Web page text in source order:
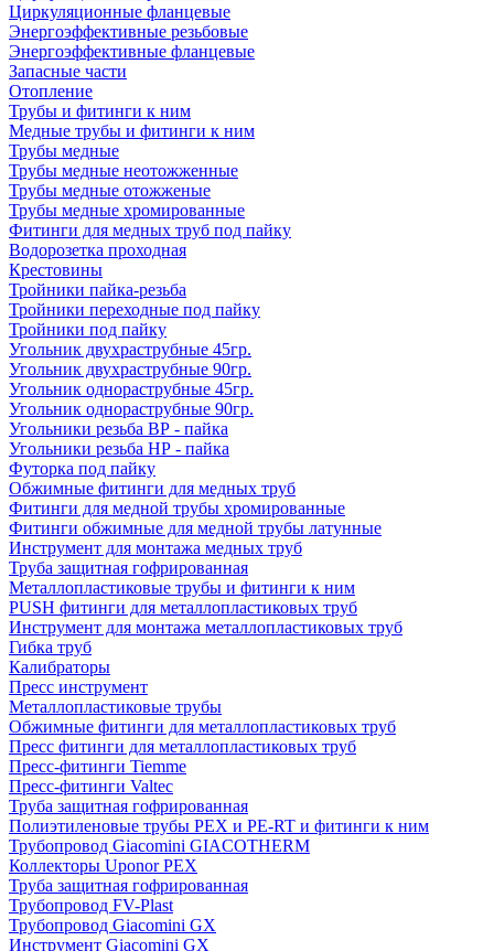
Циркуляционные фланцевые
Энергоэффективные резьбовые
Энергоэффективные фланцевые
Запасные части
Отопление
Трубы и фитинги к ним
Медные трубы и фитинги к ним
Трубы медные
Трубы медные неотожженные
Трубы медные отожженые
Трубы медные хромированные
Фитинги для медных труб под пайку
Водорозетка проходная
Крестовины
Тройники пайка-резьба
Тройники переходные под пайку
Тройники под пайку
Угольник двухраструбные 45гр.
Угольник двухраструбные 90гр.
Угольник однораструбные 45гр.
Угольник однораструбные 90гр.
Угольники резьба ВР - пайка
Угольники резьба НР - пайка
Футорка под пайку
Обжимные фитинги для медных труб
Фитинги для медной трубы хромированные
Фитинги обжимные для медной трубы латунные
Инструмент для монтажа медных труб
Труба защитная гофрированная
Металлопластиковые трубы и фитинги к ним
PUSH фитинги для металлопластиковых труб
Инструмент для монтажа металлопластиковых труб
Гибка труб
Калибраторы
Пресс инструмент
Металлопластиковые трубы
Обжимные фитинги для металлопластиковых труб
Пресс фитинги для металлопластиковых труб
Пресс-фитинги Tiemme
Пресс-фитинги Valtec
Труба защитная гофрированная
Полиэтиленовые трубы PEX и PE-RT и фитинги к ним
Трубопровод Giacomini GIACOTHERM
Коллекторы Uponor PEX
Труба защитная гофрированная
Трубопровод FV-Plast
Трубопровод Giacomini GX
Инструмент Giacomini GX